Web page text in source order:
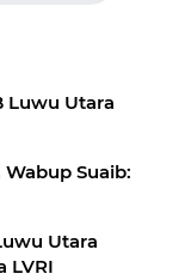
Luwu Utara
Suaib:
Utara
LVRI